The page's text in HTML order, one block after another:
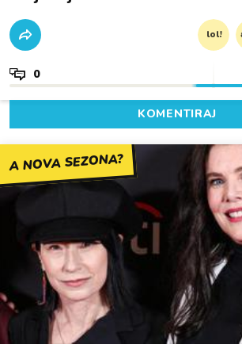
lol!
0
KOMENTIRAJ
A NOVA SEZONA?